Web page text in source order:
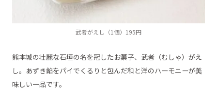
武者がえし（1個）195円
熊本城の壮麗な石垣の名を冠したお菓子、武者（むしゃ）がえ
し。あずき餡をパイでくるりと包んだ和と洋のハーモニーが美
味しい一品です。